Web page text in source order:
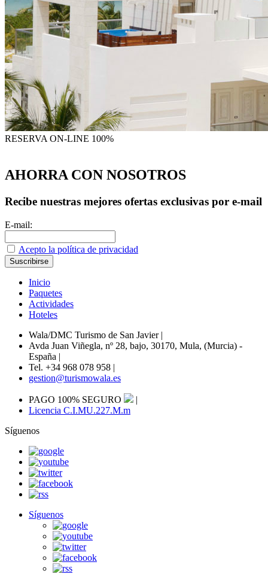
RESERVA ON-LINE 100%
AHORRA CON NOSOTROS
Recibe nuestras mejores ofertas exclusivas por e-mail
E-mail:
Acepto la política de privacidad
Inicio
Paquetes
Actividades
Hoteles
Wala/DMC Turismo de San Javier |
Avda Juan Viñegla, nº 28, bajo, 30170, Mula, (Murcia) -
España |
Tel. +34 968 078 958 |
gestion@turismowala.es
PAGO 100% SEGURO
|
Licencia C.I.MU.227.M.m
Síguenos
Síguenos